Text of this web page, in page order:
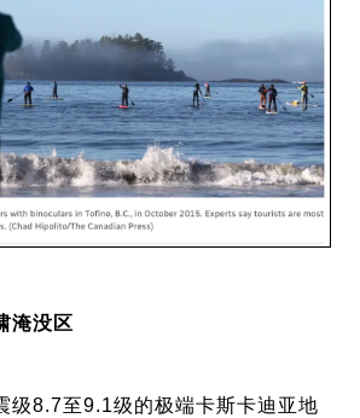
淹没区
级8.7至9.1级的极端卡斯卡迪亚地